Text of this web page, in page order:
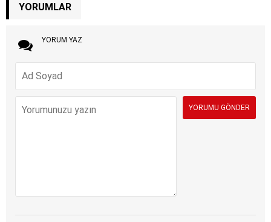
YORUMLAR
YORUM YAZ